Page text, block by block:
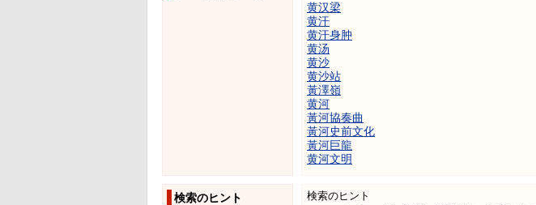
黄汉梁
黄汗
黄汗身肿
黄汤
黄沙
黄沙站
黃澤嶺
黄河
黃河協奏曲
黃河史前文化
黃河巨龍
黄河文明
検索のヒント
検索のヒント